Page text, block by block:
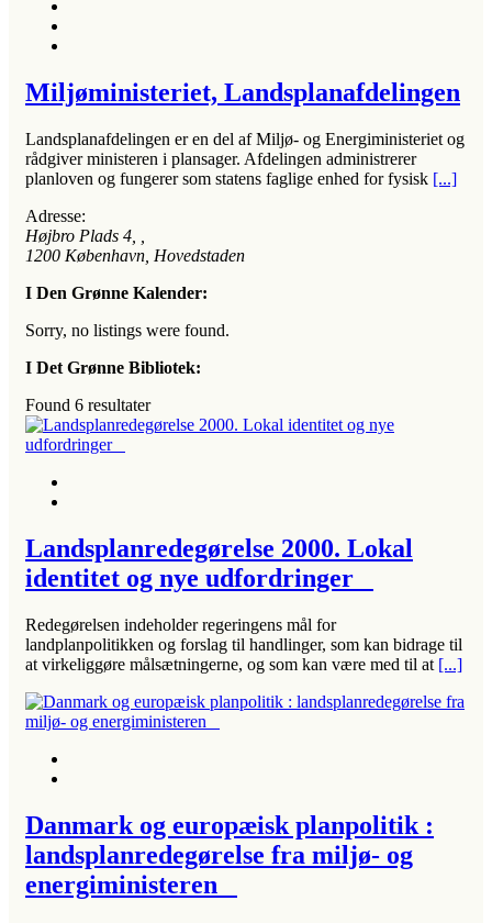
Miljøministeriet, Landsplanafdelingen
Landsplanafdelingen er en del af Miljø- og Energiministeriet og
rådgiver ministeren i plansager. Afdelingen administrerer
planloven og fungerer som statens faglige enhed for fysisk [...]
Adresse:
Højbro Plads 4
1200 København, Hovedstaden
I Den Grønne Kalender:
Sorry, no listings were found.
I Det Grønne Bibliotek:
Found 6 resultater
Landsplanredegørelse 2000. Lokal
identitet og nye udfordringer
Redegørelsen indeholder regeringens mål for
landplanpolitikken og forslag til handlinger, som kan bidrage til
at virkeliggøre målsætningerne, og som kan være med til at [...]
Danmark og europæisk planpolitik :
landsplanredegørelse fra miljø- og
energiministeren